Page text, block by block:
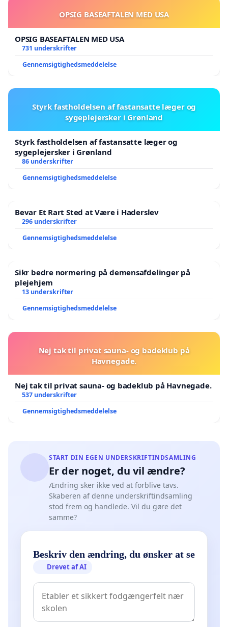
OPSIG BASEAFTALEN MED USA
OPSIG BASEAFTALEN MED USA
731 underskrifter
Gennemsigtighedsmeddelelse
Styrk fastholdelsen af fastansatte læger og
sygeplejersker i Grønland
Styrk fastholdelsen af fastansatte læger og
sygeplejersker i Grønland
86 underskrifter
Gennemsigtighedsmeddelelse
Bevar Et Rart Sted at Være i Haderslev
296 underskrifter
Gennemsigtighedsmeddelelse
Sikr bedre normering på demensafdelinger på
plejehjem
13 underskrifter
Gennemsigtighedsmeddelelse
Nej tak til privat sauna- og badeklub på
Havnegade.
Nej tak til privat sauna- og badeklub på Havnegade.
537 underskrifter
Gennemsigtighedsmeddelelse
START DIN EGEN UNDERSKRIFTINDSAMLING
Er der noget, du vil ændre?
Ændring sker ikke ved at forblive tavs.
Skaberen af denne underskriftindsamling
stod frem og handlede. Vil du gøre det
samme?
Beskriv den ændring, du ønsker at se
Drevet af AI